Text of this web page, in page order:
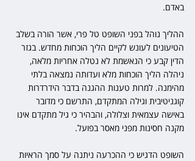
באדם.
ההליך נוהל בפני השופט טל פרי, אשר הורה בשלב
הטיעונים לעונש לקיים הליך הוכחות מחדש. בגזר
הדין קבע כי הנאשמת לא נטלה אחריות מלאה,
ניהלה הליך הוכחות מלא ועדותה נמצאה בלתי
מהימנה. למרות טענות ההגנה בדבר הידרדרות
קוגניטיבית וגילה המתקדם, התרשם כי מדובר
באישה עצמאית וצלולה, והבהיר כי גיל מתקדם אינו
מקנה חסינות מפני מאסר בפועל.
השופט הדגיש כי ההכרעה ניתנה על סמך הראיות